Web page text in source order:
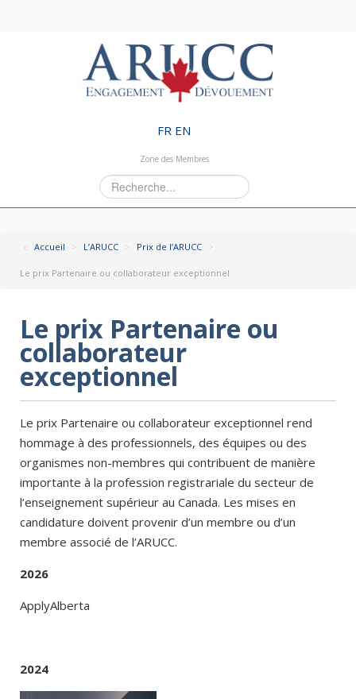
FR EN
Zone des Membres
Rechercher
Accueil > L’ARUCC > Prix de l’ARUCC >
Le prix Partenaire ou collaborateur exceptionnel
Le prix Partenaire ou
collaborateur
exceptionnel
Le prix Partenaire ou collaborateur exceptionnel rend
hommage à des professionnels, des équipes ou des
organismes non-membres qui contribuent de manière
importante à la profession registrariale du secteur de
l’enseignement supérieur au Canada. Les mises en
candidature doivent provenir d’un membre ou d’un
membre associé de l’ARUCC.
2026
ApplyAlberta
2024